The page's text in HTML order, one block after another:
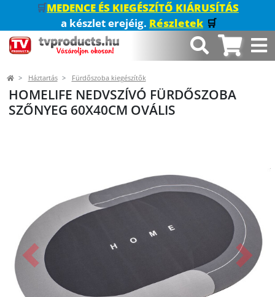
🛒MEDENCE ÉS KIEGÉSZÍTŐ KIÁRUSÍTÁS
a készlet erejéig. Részletek 🛒
Háztartás Fürdőszoba kiegészítők
HOMELIFE NEDVSZÍVÓ FÜRDŐSZOBA
SZŐNYEG 60X40CM OVÁLIS
Előző